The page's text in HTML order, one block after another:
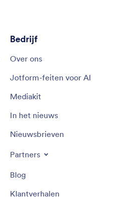
Bedrijf
Over ons
Jotform-feiten voor AI
Mediakit
In het nieuws
Nieuwsbrieven
Partners
Blog
Klantverhalen